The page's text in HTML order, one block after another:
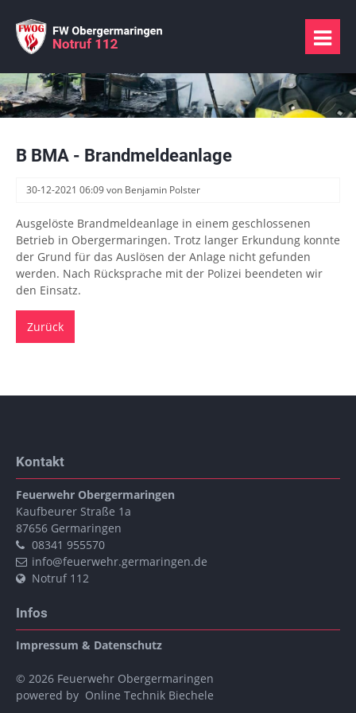
B BMA - Brandmeldeanlage
30-12-2021 06:09von Benjamin Polster
Ausgelöste Brandmeldeanlage in einem geschlossenen
Betrieb in Obergermaringen. Trotz langer Erkundung konnte
der Grund für das Auslösen der Anlage nicht gefunden
werden. Nach Rücksprache mit der Polizei beendeten wir
den Einsatz.
Zurück
Kontakt
Feuerwehr Obergermaringen
Kaufbeurer Straße 1a
87656 Germaringen
08341 955570
info@feuerwehr.germaringen.de
Notruf 112
Infos
Impressum & Datenschutz
© 2026 Feuerwehr Obergermaringen
powered by Online Technik Biechele